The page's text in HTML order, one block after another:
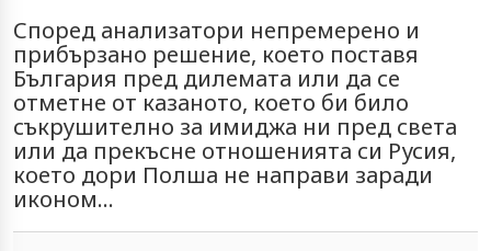
Според анализатори непремерено и
прибързано решение, което поставя
България пред дилемата или да се
отметне от казаното, което би било
съкрушително за имиджа ни пред света
или да прекъсне отношенията си Русия,
което дори Полша не направи заради
иконом...